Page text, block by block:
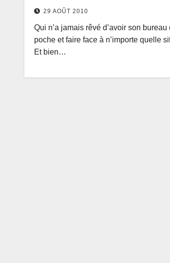
29 AOÛT 2010
Qui n’a jamais rêvé d’avoir son bureau
poche et faire face à n’importe quelle
Et bien…